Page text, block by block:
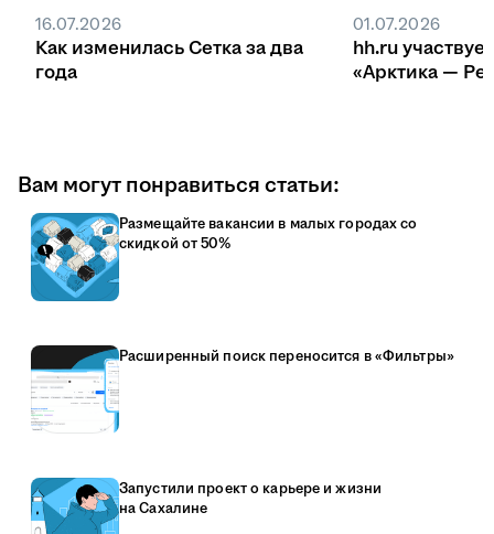
16.07.2026
Как изменилась Сетка за два
года
01.07.2026
hh.ru
«Арктика —
Вам могут понравиться статьи:
Размещайте вакансии в малых городах со
скидкой от 50%
Расширенный поиск переносится в «Фильтры»
Запустили проект о карьере и жизни
на Сахалине